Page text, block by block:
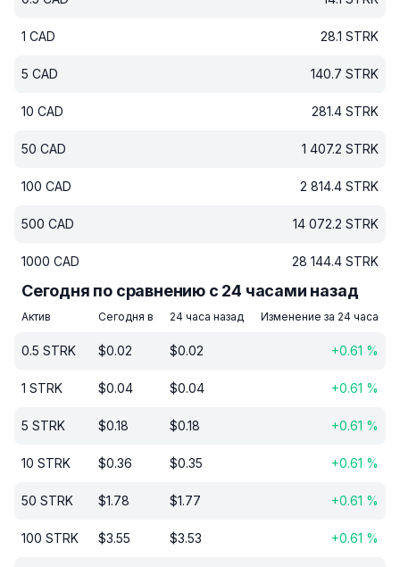
1 CAD 28.1 STRK
5 CAD 140.7 STRK
10 CAD 281.4 STRK
50 CAD 1 407.2 STRK
100 CAD 2 814.4 STRK
500 CAD 14 072.2 STRK
1000 CAD 28 144.4 STRK
Сегодня по сравнению с 24 часами назад
Актив Сегодня в 24 часа назад Изменение за 24 часа
0.5 STRK $0.02 $0.02 +0.61 %
1 STRK $0.04 $0.04 +0.61 %
5 STRK $0.18 $0.18 +0.61 %
10 STRK $0.36 $0.35 +0.61 %
50 STRK $1.78 $1.77 +0.61 %
100 STRK $3.55 $3.53 +0.61 %